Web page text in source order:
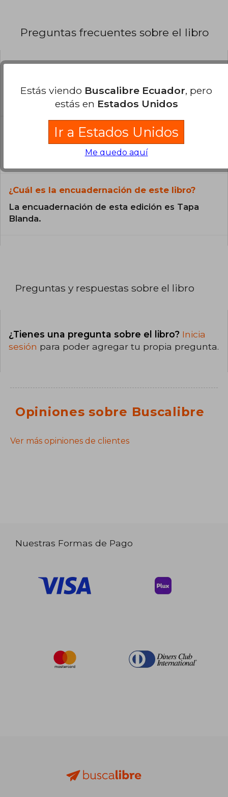
Preguntas frecuentes sobre el libro
Todos los libros de nuestro
catálogo son Originales.
¿En qué Idioma está escrito el
El libro está escrito en Español.
¿Cuál es la encuadernación de este libro?
La encuadernación de esta edición es Tapa
Blanda.
Preguntas y respuestas sobre el libro
¿Tienes una pregunta sobre el libro? Inicia
sesión para poder agregar tu propia pregunta.
Opiniones sobre Buscalibre
Ver más opiniones de clientes
Nuestras Formas de Pago
Estás viendo Buscalibre Ecuador, pero
estás en Estados Unidos
Ir a Estados Unidos
Me quedo aquí